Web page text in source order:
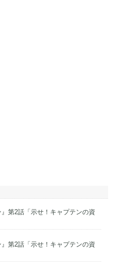
』第2話「示せ！キャプテンの資
』第2話「示せ！キャプテンの資